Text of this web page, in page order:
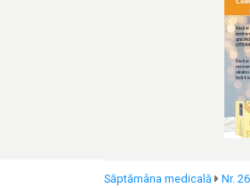
Săptămâna medicală Nr.